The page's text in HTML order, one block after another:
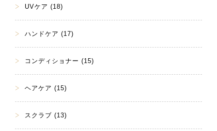
UVケア (18)
ハンドケア (17)
コンディショナー (15)
ヘアケア (15)
スクラブ (13)